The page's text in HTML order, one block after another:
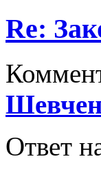
Re:
Ответ